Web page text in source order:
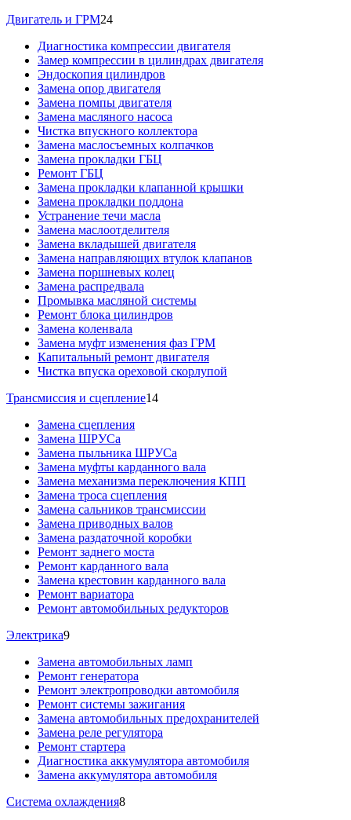
Двигатель и ГРМ24
Диагностика компрессии двигателя
Замер компрессии в цилиндрах двигателя
Эндоскопия цилиндров
Замена опор двигателя
Замена помпы двигателя
Замена масляного насоса
Чистка впускного коллектора
Замена маслосъемных колпачков
Замена прокладки ГБЦ
Ремонт ГБЦ
Замена прокладки клапанной крышки
Замена прокладки поддона
Устранение течи масла
Замена маслоотделителя
Замена вкладышей двигателя
Замена направляющих втулок клапанов
Замена поршневых колец
Замена распредвала
Промывка масляной системы
Ремонт блока цилиндров
Замена коленвала
Замена муфт изменения фаз ГРМ
Капитальный ремонт двигателя
Чистка впуска ореховой скорлупой
Трансмиссия и сцепление14
Замена сцепления
Замена ШРУСа
Замена пыльника ШРУСа
Замена муфты карданного вала
Замена механизма переключения КПП
Замена троса сцепления
Замена сальников трансмиссии
Замена приводных валов
Замена раздаточной коробки
Ремонт заднего моста
Ремонт карданного вала
Замена крестовин карданного вала
Ремонт вариатора
Ремонт автомобильных редукторов
Электрика9
Замена автомобильных ламп
Ремонт генератора
Ремонт электропроводки автомобиля
Ремонт системы зажигания
Замена автомобильных предохранителей
Замена реле регулятора
Ремонт стартера
Диагностика аккумулятора автомобиля
Замена аккумулятора автомобиля
Система охлаждения8